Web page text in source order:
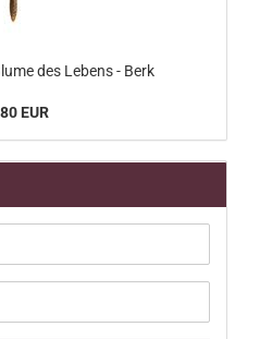
des Lebens - Berk
EUR